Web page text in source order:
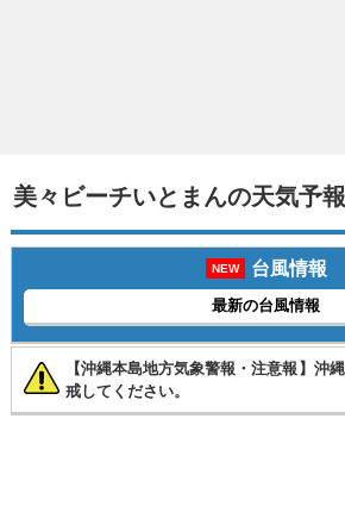
美々ビーチいとまんの天気予報
NEW 台風情報
最新の台風情報
【沖縄本島地方気象警報・注意報】沖
戒してください。